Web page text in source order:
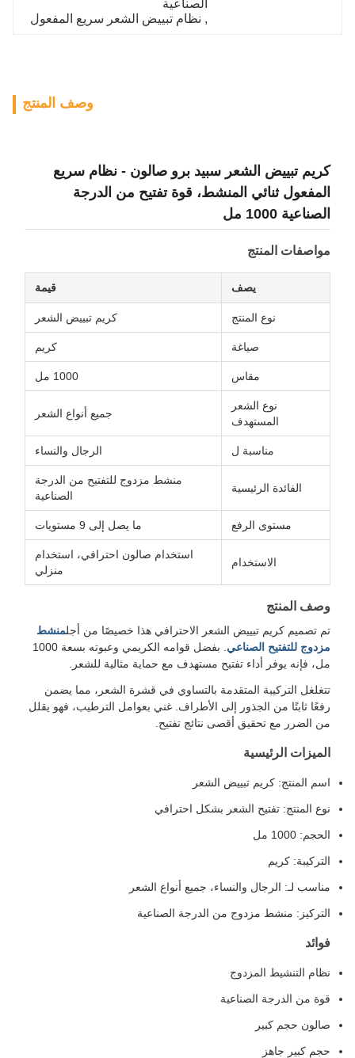
الصناعية
, نظام تبييض الشعر سريع المفعول
وصف المنتج
كريم تبييض الشعر سبيد برو صالون - نظام سريع
المفعول ثنائي المنشط، قوة تفتيح من الدرجة
الصناعية 1000 مل
مواصفات المنتج
يصف قيمة
نوع المنتج كريم تبييض الشعر
صياغة كريم
مقاس 1000 مل
نوع الشعر
المستهدف
جميع أنواع الشعر
مناسبة ل الرجال والنساء
الفائدة الرئيسية
منشط مزدوج للتفتيح من الدرجة
الصناعية
مستوى الرفع ما يصل إلى 9 مستويات
الاستخدام
استخدام صالون احترافي، استخدام
منزلي
وصف المنتج
تم تصميم كريم تبييض الشعر الاحترافي هذا خصيصًا من أجلمنشط
مزدوج للتفتيح الصناعي
. بفضل قوامه الكريمي وعبوته بسعة 1000
مل، فإنه يوفر أداء تفتيح مستهدف مع حماية مثالية للشعر.
تتغلغل التركيبة المتقدمة بالتساوي في قشرة الشعر، مما يضمن
رفعًا ثابتًا من الجذور إلى الأطراف. غني بعوامل الترطيب، فهو يقلل
من الضرر مع تحقيق أقصى نتائج تفتيح.
الميزات الرئيسية
اسم المنتج: كريم تبييض الشعر
نوع المنتج: تفتيح الشعر بشكل احترافي
الحجم: 1000 مل
التركيبة: كريم
مناسب لـ: الرجال والنساء، جميع أنواع الشعر
التركيز: منشط مزدوج من الدرجة الصناعية
فوائد
نظام التنشيط المزدوج
قوة من الدرجة الصناعية
صالون حجم كبير
حجم كبير جاهز